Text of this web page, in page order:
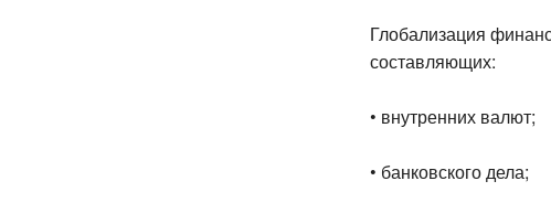
Глобализация
составляющих:
• внутренних валют;
• банковского дела;